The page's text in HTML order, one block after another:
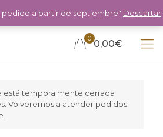
0 0,00€
está temporalmente cerrada
Volveremos a atender pedidos
pedido a partir de septiembre" Descartar